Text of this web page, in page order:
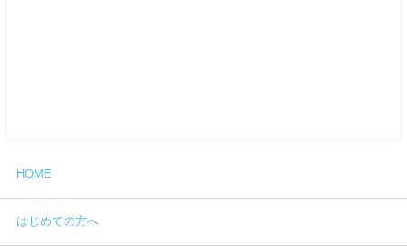
HOME
はじめての方へ